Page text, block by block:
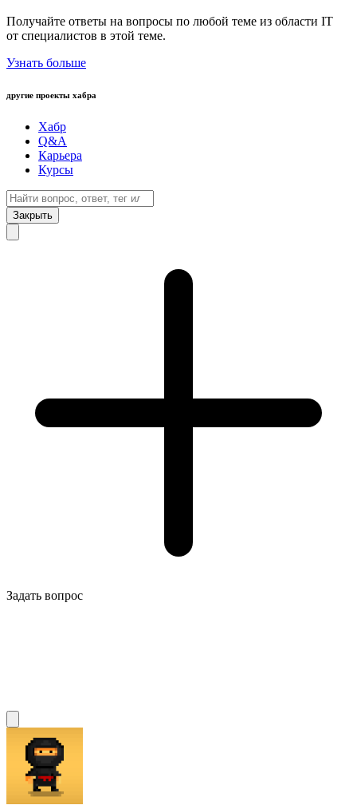
Получайте ответы на вопросы по любой теме из области IT
от специалистов в этой теме.
Узнать больше
другие проекты хабра
Хабр
Q&A
Карьера
Курсы
Закрыть
Задать вопрос